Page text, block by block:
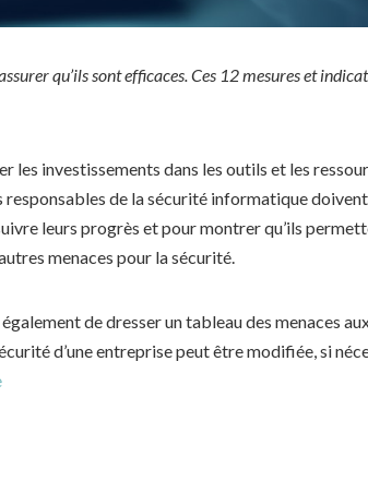
qu’ils sont efficaces. Ces 12 mesures et
les investissements dans les outils et les
responsables de la sécurité informatique
leurs progrès et pour montrer qu’ils
menaces pour la sécurité.
de dresser un tableau des menaces
d’une entreprise peut être modifiée, si